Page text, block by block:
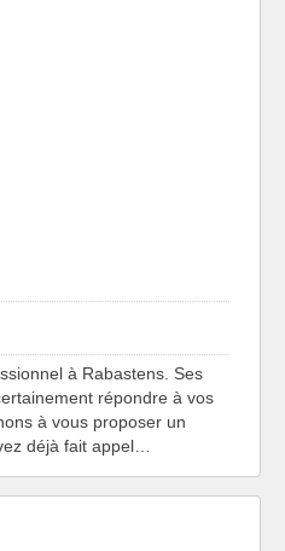
à Rabastens. Ses
répondre à vos
à vous proposer un
déjà fait appel…